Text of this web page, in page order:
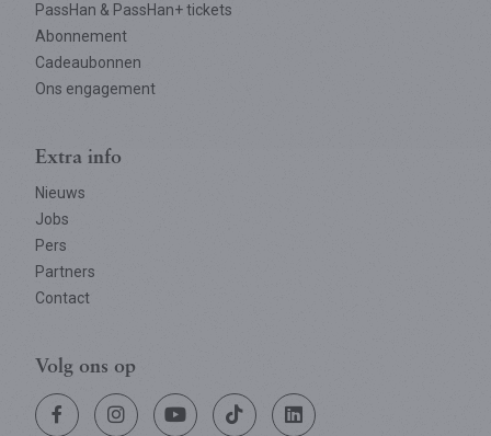
PassHan & PassHan+ tickets
Abonnement
Cadeaubonnen
Ons engagement
Extra info
Nieuws
Jobs
Pers
Partners
Contact
Volg ons op